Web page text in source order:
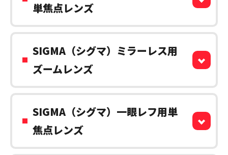
単焦点レンズ
SIGMA（シグマ）ミラーレス用
ズームレンズ
SIGMA（シグマ）一眼レフ用単
焦点レンズ